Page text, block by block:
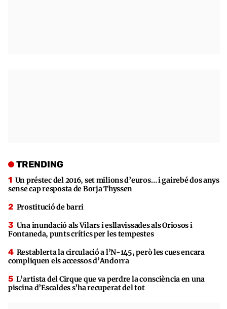
TRENDING
Un préstec del 2016, set milions d’euros… i gairebé dos anys
sense cap resposta de Borja Thyssen
Prostitució de barri
Una inundació als Vilars i esllavissades als Oriosos i
Fontaneda, punts crítics per les tempestes
Restablerta la circulació a l’N-145, però les cues encara
compliquen els accessos d’Andorra
L’artista del Cirque que va perdre la consciència en una
piscina d’Escaldes s’ha recuperat del tot